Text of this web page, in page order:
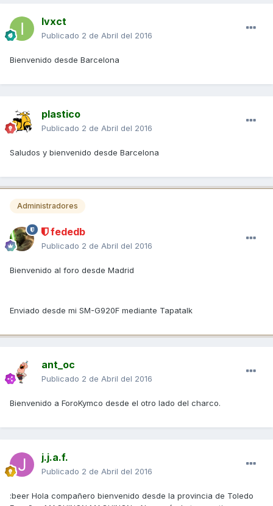
Ivxct
Publicado 2 de Abril del 2016
Bienvenido desde Barcelona
plastico
Publicado 2 de Abril del 2016
Saludos y bienvenido desde Barcelona
Administradores
fededb
Publicado 2 de Abril del 2016
Bienvenido al foro desde Madrid
Enviado desde mi SM-G920F mediante Tapatalk
ant_oc
Publicado 2 de Abril del 2016
Bienvenido a ForoKymco desde el otro lado del charco.
j.j.a.f.
Publicado 2 de Abril del 2016
:beer Hola compañero bienvenido desde la provincia de Toledo